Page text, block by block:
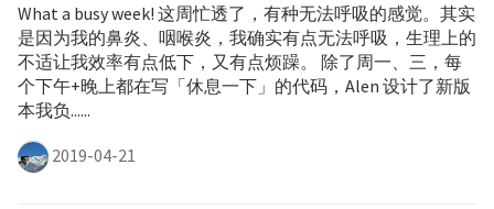
What a busy week! 这周忙透了，有种无法呼吸的感觉。其实
是因为我的鼻炎、咽喉炎，我确实有点无法呼吸，生理上的
不适让我效率有点低下，又有点烦躁。 除了周一、三，每
个下午+晚上都在写「休息一下」的代码，Alen 设计了新版
本我负......
2019-04-21